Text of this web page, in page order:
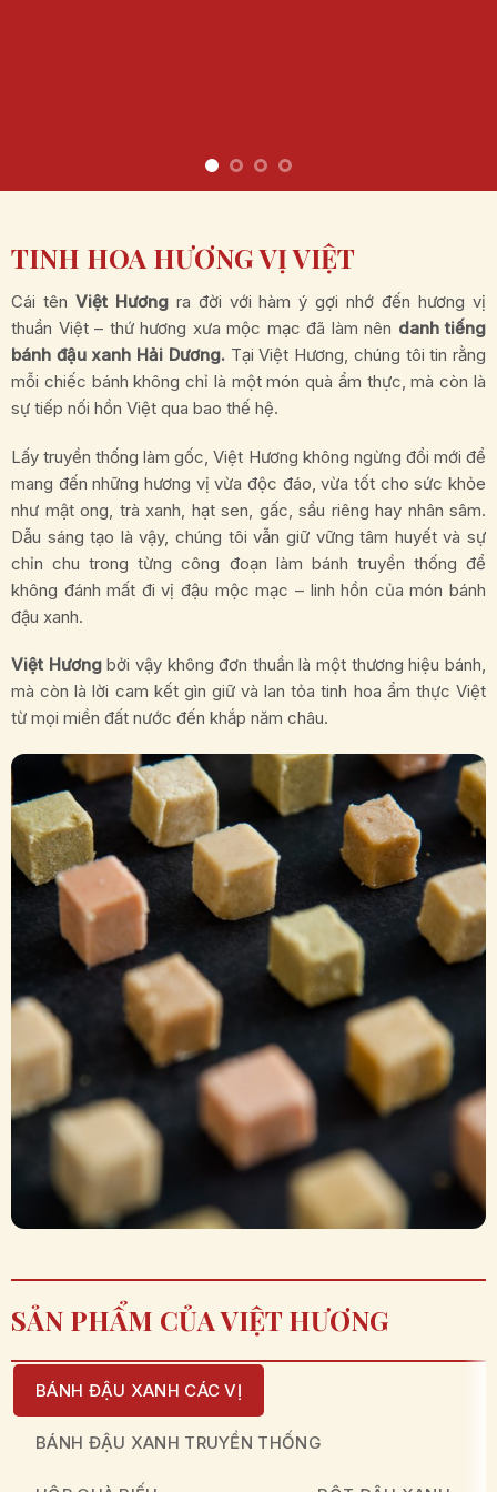
TINH HOA HƯƠNG VỊ VIỆT
Cái tên Việt Hươngra đời với hàm ý gợi nhớ đến hương vị
thuần Việt – thứ hương xưa mộc mạc đã làm nên danh tiếng
bánh đậu xanh Hải Dương.Tại Việt Hương, chúng tôi tin rằng
mỗi chiếc bánh không chỉ là một món quà ẩm thực, mà còn là
sự tiếp nối hồn Việt qua bao thế hệ.
Lấy truyền thống làm gốc, Việt Hương không ngừng đổi mới để
mang đến những hương vị vừa độc đáo, vừa tốt cho sức khỏe
như mật ong, trà xanh, hạt sen, gấc, sầu riêng hay nhân sâm.
Dẫu sáng tạo là vậy, chúng tôi vẫn giữ vững tâm huyết và sự
chỉn chu trong từng công đoạn làm bánh truyền thống để
không đánh mất đi vị đậu mộc mạc – linh hồn của món bánh
đậu xanh.
Việt Hươngbởi vậy không đơn thuần là một thương hiệu bánh,
mà còn là lời cam kết gìn giữ và lan tỏa tinh hoa ẩm thực Việt
từ mọi miền đất nước đến khắp năm châu.
SẢN PHẨM CỦA VIỆT HƯƠNG
BÁNH ĐẬU XANH CÁC VỊ
BÁNH ĐẬU XANH TRUYỀN THỐNG